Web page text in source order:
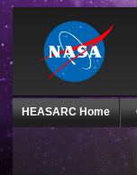
Skip
(press
HEASARC Home